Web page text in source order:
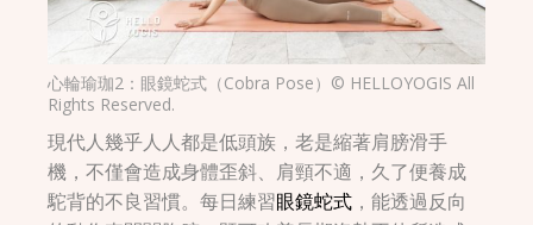
心輪瑜珈2：眼鏡蛇式（Cobra Pose）© HELLOYOGIS All
Rights Reserved.
現代人幾乎人人都是低頭族，老是縮著肩膀滑手
機，不僅會造成身體歪斜、肩頸不適，久了便養成
駝背的不良習慣。每日練習眼鏡蛇式 ，能透過反向